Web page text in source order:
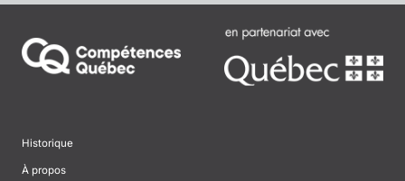
Historique
À propos